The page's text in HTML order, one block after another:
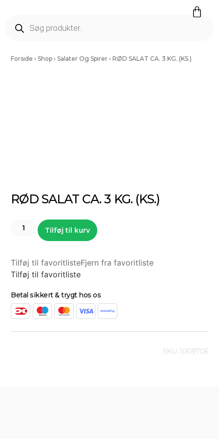
Forside ›Shop ›Salater Og Spirer ›RØD SALAT CA. 3 KG. (KS.)
RØD SALAT CA. 3 KG. (KS.)
Tilføj til kurv
Tilføj til favoritlisteFjern fra favoritliste
Tilføj til favoritliste
Betal sikkert & trygt hos os
SKU: 1009706